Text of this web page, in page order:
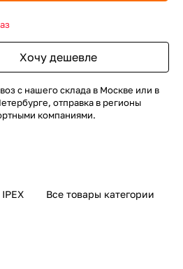
Хочу дешевле
с нашего склада в Москве или в
отправка в регионы
компаниями.
Все товары категории